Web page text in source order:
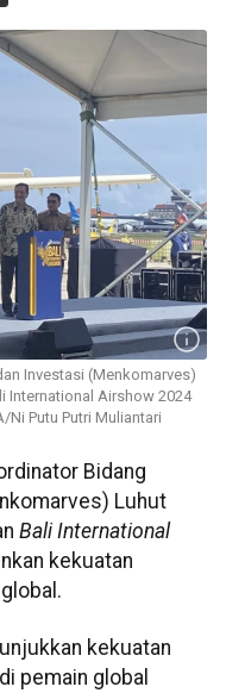
Investasi (Menkomarves)
International Airshow 2024
Ni Putu Putri Muliantari
Bidang
Luhut
Bali International
kekuatan
kekuatan
pemain global